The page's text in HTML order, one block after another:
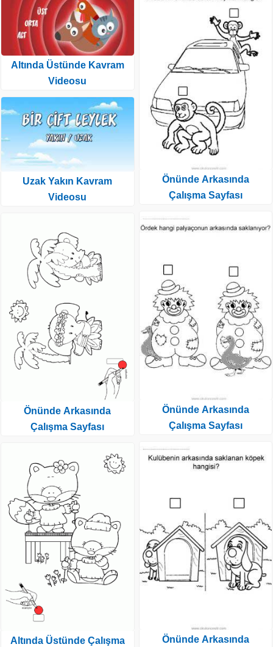
Altında Üstünde Kavram
Videosu
Uzak Yakın Kavram
Videosu
Önünde Arkasında
Çalışma Sayfası
Altında Üstünde Çalışma
Önünde Arkasında
Çalışma Sayfası
Önünde Arkasında
Çalışma Sayfası
Önünde Arkasında